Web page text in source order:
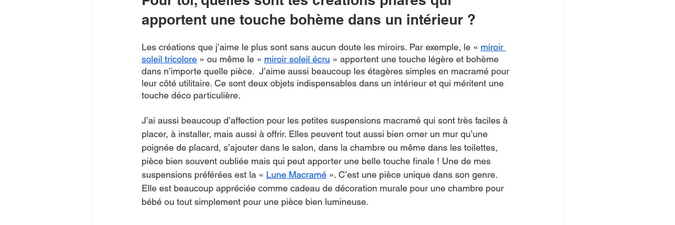
apportent une touche bohème dans un intérieur ?
Les créations que j’aime le plus sont sans aucun doute les miroirs. Par exemple, le « miroir
soleil tricolore » ou même le « miroir soleil écru » apportent une touche légère et bohème
dans n’importe quelle pièce.  J’aime aussi beaucoup les étagères simples en macramé pour
leur côté utilitaire. Ce sont deux objets indispensables dans un intérieur et qui méritent une
touche déco particulière.
J’ai aussi beaucoup d’affection pour les petites suspensions macramé qui sont très faciles à
placer, à installer, mais aussi à offrir. Elles peuvent tout aussi bien orner un mur qu’une
poignée de placard, s’ajouter dans le salon, dans la chambre ou même dans les toilettes,
pièce bien souvent oubliée mais qui peut apporter une belle touche finale ! Une de mes
suspensions préférées est la « Lune Macramé ». C’est une pièce unique dans son genre.
Elle est beaucoup appréciée comme cadeau de décoration murale pour une chambre pour
bébé ou tout simplement pour une pièce bien lumineuse.